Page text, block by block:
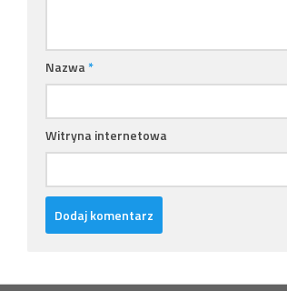
Nazwa*
Witryna internetowa